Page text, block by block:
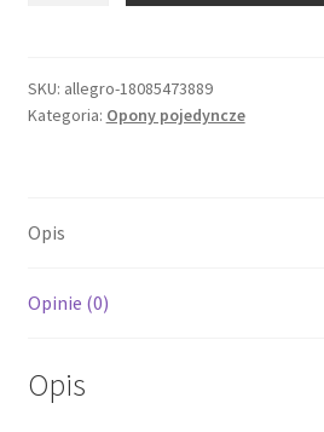
21
TERRA
SUPER
51M
PASEK)
SKU: allegro-18085473889
Kategoria: Opony pojedyncze
Opis
Opinie (0)
Opis